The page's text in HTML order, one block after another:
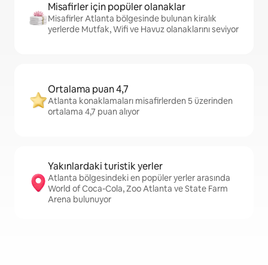
Misafirler için popüler olanaklar
Misafirler Atlanta bölgesinde bulunan kiralık
yerlerde Mutfak, Wifi ve Havuz olanaklarını seviyor
Ortalama puan 4,7
Atlanta konaklamaları misafirlerden 5 üzerinden
ortalama 4,7 puan alıyor
Yakınlardaki turistik yerler
Atlanta bölgesindeki en popüler yerler arasında
World of Coca-Cola, Zoo Atlanta ve State Farm
Arena bulunuyor